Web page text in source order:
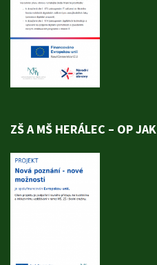
ZŠ A MŠ HERÁLEC – OP JAK